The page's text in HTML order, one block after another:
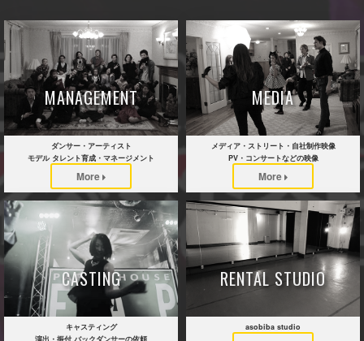
MANAGEMENT
ダンサー・アーティスト
モデル タレント育成・マネージメント
More
MEDIA
メディア・ストリート・自社制作映像
PV・コンサートなどの映像
More
CASTING
キャスティング
RENTAL STUDIO
asobiba studio